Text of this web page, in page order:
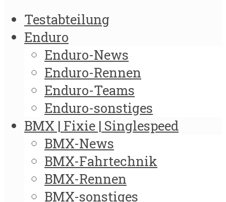
Testabteilung
Enduro
Enduro-News
Enduro-Rennen
Enduro-Teams
Enduro-sonstiges
BMX | Fixie | Singlespeed
BMX-News
BMX-Fahrtechnik
BMX-Rennen
BMX-sonstiges